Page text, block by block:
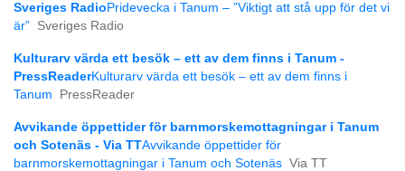
Sveriges Radio Pridevecka i Tanum – ”Viktigt att stå upp för det vi
är” Sveriges Radio
Kulturarv värda ett besök – ett av dem finns i Tanum -
PressReaderKulturarv värda ett besök – ett av dem finns i
Tanum
PressReader
Avvikande öppettider för barnmorskemottagningar i Tanum
och Sotenäs - Via TTAvvikande öppettider för
barnmorskemottagningar i Tanum och Sotenäs Via TT